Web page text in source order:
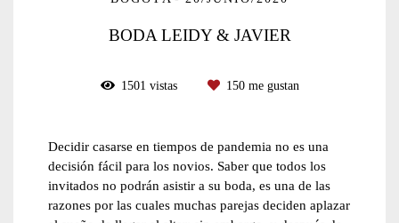
BODA LEIDY & JAVIER
1501 vistas 150me gustan
Decidir casarse en tiempos de pandemia no es una
decisión fácil para los novios. Saber que todos los
invitados no podrán asistir a su boda, es una de las
razones por las cuales muchas parejas deciden aplazar